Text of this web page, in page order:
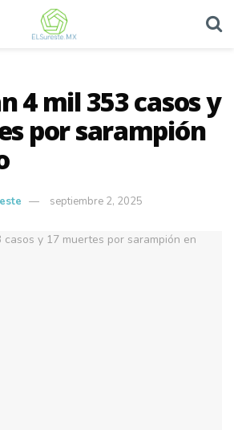
4 mil 353 casos y
por sarampión
septiembre 2, 2025